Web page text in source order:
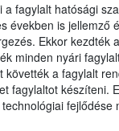
fagylalt hatósági
években is jellemző
Ekkor kezdték
minden nyári
a fagylalt
fagylaltot készíteni.